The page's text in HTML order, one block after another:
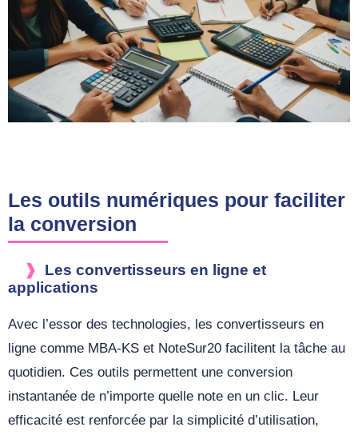
Les outils numériques pour faciliter
la conversion
Les convertisseurs en ligne et
applications
Avec l’essor des technologies, les convertisseurs en
ligne comme MBA-KS et NoteSur20 facilitent la tâche au
quotidien. Ces outils permettent une conversion
instantanée de n’importe quelle note en un clic. Leur
efficacité est renforcée par la simplicité d’utilisation,